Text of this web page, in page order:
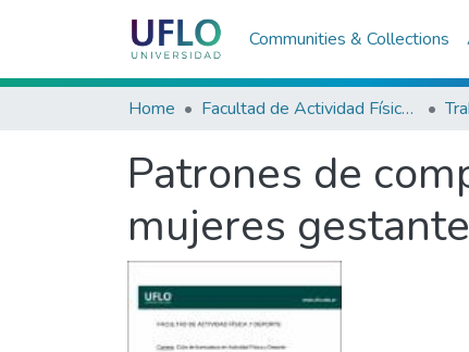
Communities & Collections
Home Facultad de Actividad Física y Deporte
Patrones de
mujeres